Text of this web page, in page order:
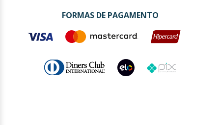
FORMAS DE PAGAMENTO